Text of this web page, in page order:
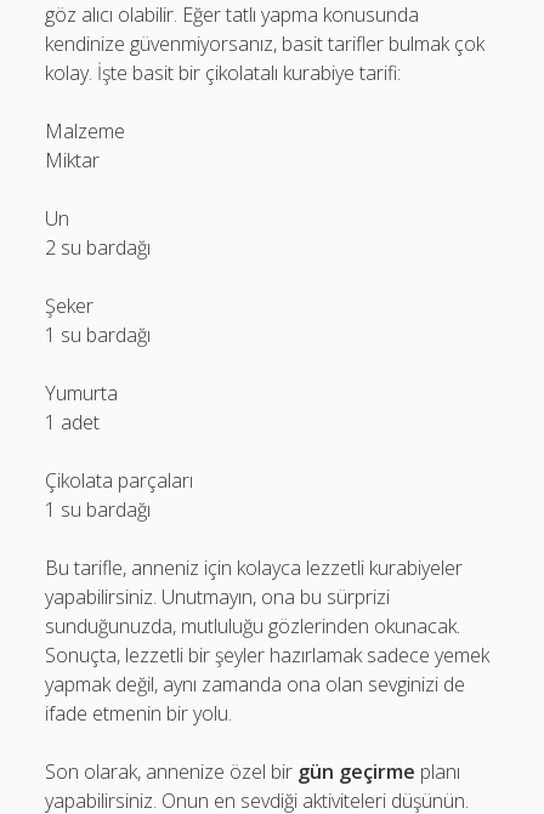
göz alıcı olabilir. Eğer tatlı yapma konusunda
kendinize güvenmiyorsanız, basit tarifler bulmak çok
kolay. İşte basit bir çikolatalı kurabiye tarifi:
Malzeme
Miktar
Un
2 su bardağı
Şeker
1 su bardağı
Yumurta
1 adet
Çikolata parçaları
1 su bardağı
Bu tarifle, anneniz için kolayca lezzetli kurabiyeler
yapabilirsiniz. Unutmayın, ona bu sürprizi
sunduğunuzda, mutluluğu gözlerinden okunacak.
Sonuçta, lezzetli bir şeyler hazırlamak sadece yemek
yapmak değil, aynı zamanda ona olan sevginizi de
ifade etmenin bir yolu.
Son olarak, annenize özel bir gün geçirme planı
yapabilirsiniz. Onun en sevdiği aktiviteleri düşünün.